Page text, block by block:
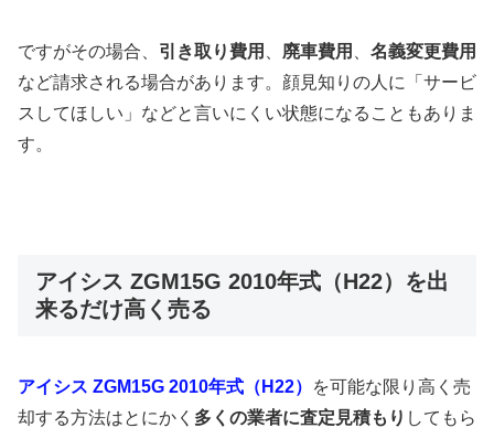
ですがその場合、 引き取り費用 廃車費用
名義変更費用
など請求される場合があります。顔見知りの人に「サービ
スしてほしい」などと言いにくい状態になることもありま
す。
アイシス ZGM15G 2010年式（H22）を出
来るだけ高く売る
アイシス ZGM15G 2010年式（H22）
を可能な限り高く売
却する方法はとにかく 多くの業者に査定見積もり してもら